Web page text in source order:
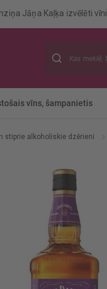
Jāņa Kaļķa izvēlēti vīni
vīns, šampanietis
stiprie alkoholiskie dzērieni